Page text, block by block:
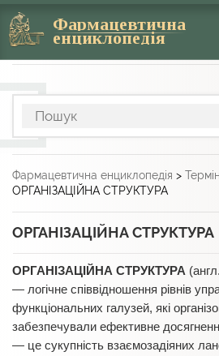
Фармацевтична
енциклопедія
Фармацевтична енциклопедія >
ОРГАНІЗАЦІЙНА СТРУКТУРА
ОРГАНІЗАЦІЙНА СТРУКТУРА
ОРГАНІЗАЦІЙНА СТРУКТУРА (англ.
— логічне співвідношення рівнів
функціональних галузей, які
забезпечували ефективне
— це сукупність взаємозадіяних